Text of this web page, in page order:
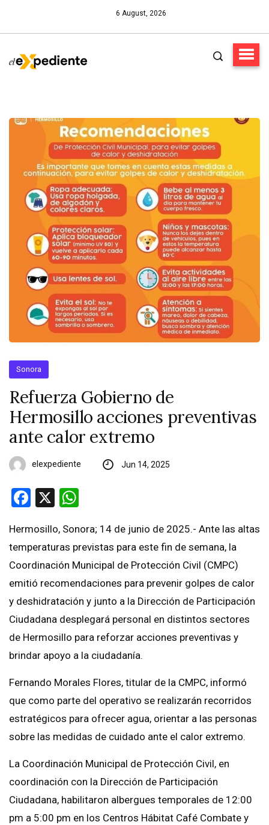
6 August, 2026
Sonora
Refuerza Gobierno de
Hermosillo acciones preventivas
ante calor extremo
elexpediente Jun 14, 2025
Facebook
X
Hermosillo, Sonora; 14 de junio de 2025.- Ante las altas
temperaturas previstas para este fin de semana, la
Coordinación Municipal de Protección Civil (CMPC)
emitió recomendaciones para prevenir golpes de calor
y deshidratación y junto a la Dirección de Participación
Ciudadana desplegará personal en distintos sectores
de Hermosillo para reforzar acciones preventivas y
brindar apoyo a la ciudadanía.
Fernando Morales Flores, titular de la CMPC, informó
que como parte del operativo se realizarán recorridos
estratégicos para ofrecer agua, orientar a las personas
sobre las medidas de cuidado ante el calor extremo.
La Coordinación Municipal de Protección Civil, en
coordinación con la Dirección de Participación
Ciudadana, habilitaron albergues temporales de 12:00
pm a 5:00 pm en los Centros Hábitat Café Combate y